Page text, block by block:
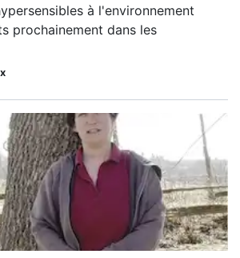
à l'environnement
prochainement dans les